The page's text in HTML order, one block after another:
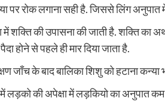
पर रोक लगाना सही है. जिससे लिंग अनुपात
में शक्ति की उपासना की जाती है. शक्ति का
होने से पहले ही मार दिया जाता है.
जाँच के बाद बालिका शिशु को हटाना
लड़को की अपेक्षा में लड़कियो का अनुपात